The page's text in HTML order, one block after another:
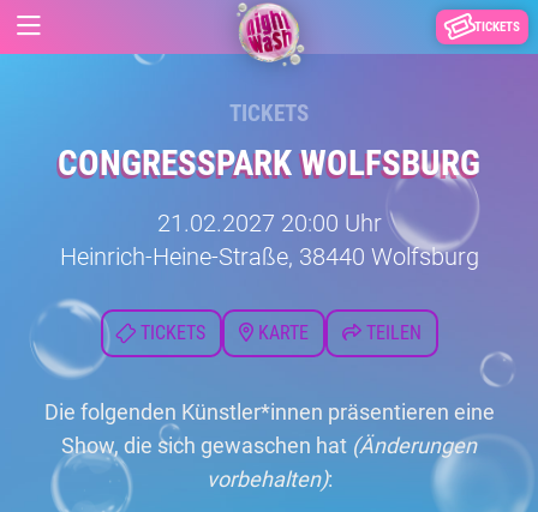
TICKETS
TICKETS
CONGRESSPARK WOLFSBURG
21.02.2027 20:00 Uhr
Heinrich-Heine-Straße, 38440 Wolfsburg
TICKETS KARTE TEILEN
Die folgenden Künstler*innen präsentieren eine
Show, die sich gewaschen hat (Änderungen
vorbehalten):